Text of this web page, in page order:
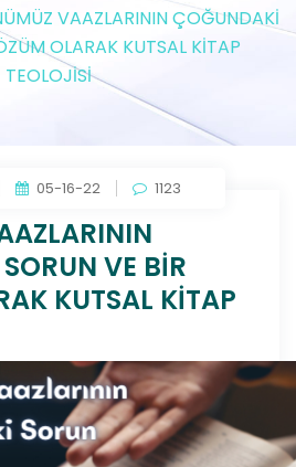
VAAZLARININ ÇOĞUNDAKİ
OLARAK KUTSAL KİTAP
TEOLOJİSİ
05-16-22 1123
VE BİR
KUTSAL KİTAP